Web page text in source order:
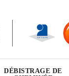
DÉBISTRAGE DE